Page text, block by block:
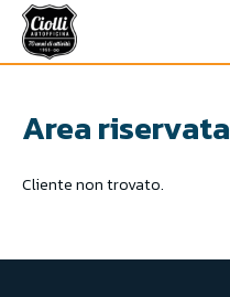
Area riservata
Cliente non trovato.